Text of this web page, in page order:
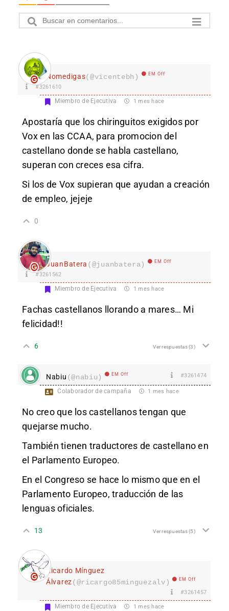
Nomedigas(@vicentebh) EM Off
#3261610
Miembro de Ejecutiva 1 mes hace
Apostaría que los chiringuitos exigidos por
Vox en las CCAA, para promocion del
castellano donde se habla castellano,
superan con creces esa cifra.
Si los de Vox supieran que ayudan a creación
de empleo, jejeje
0
JuanBatera (@juanbatera) EM Off
#3261562
Miembro de Ejecutiva 1 mes hace
Fachas castellanos llorando a mares… Mi
felicidad!!
6 Ver respuestas(3)
Nabiu (@nabiu) EM Off #3261474
Colaborador de campaña 1 mes hace
No creo que los castellanos tengan que
quejarse mucho.
También tienen traductores de castellano en
el Parlamento Europeo.
En el Congreso se hace lo mismo que en el
Parlamento Europeo, traducción de las
lenguas oficiales.
13 Ver respuestas(5)
Ricardo Mínguez
Álvarez(@ricargo85minguezalv) EM Off
#3261457
Miembro de Ejecutiva 1 mes hace